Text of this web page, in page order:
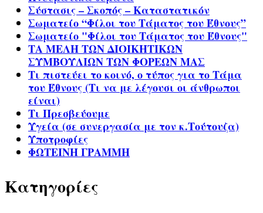
Σύστασις – Σκοπός – Καταστατικόν
Σωματείο “Φίλοι του Τάματος του Έθνους”
Σωματείο "Φίλοι του Τάματος του Έθνους"
ΤΑ ΜΕΛΗ ΤΩΝ ΔΙΟΙΚΗΤΙΚΩΝ
ΣΥΜΒΟΥΛΙΩΝ ΤΩΝ ΦΟΡΕΩΝ ΜΑΣ
Τι πιστεύει το κοινό, ο τύπος για το Τάμα
του Έθνους (Τι να με λέγουσι οι άνθρωποι
είναι)
Τι Πρεσβεύουμε
Υγεία (σε συνεργασία με τον κ.Τούτουζα)
Υποτροφίες
ΦΩΤΕΙΝΗ ΓΡΑΜΜΗ
Kατηγορίες